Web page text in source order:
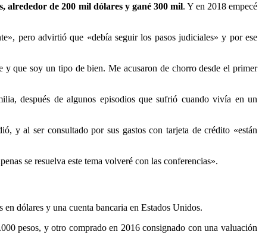
alrededor de 200 mil dólares y gané 300 mil. Y en 2018 empecé
pero advirtió que «debía seguir los pasos judiciales» y por ese
que soy un tipo de bien. Me acusaron de chorro desde el primer
después de algunos episodios que sufrió cuando vivía en un
y al ser consultado por sus gastos con tarjeta de crédito «están
se resuelva este tema volveré con las conferencias».
dólares y una cuenta bancaria en Estados Unidos.
pesos, y otro comprado en 2016 consignado con una valuación